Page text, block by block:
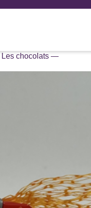
Les chocolats —